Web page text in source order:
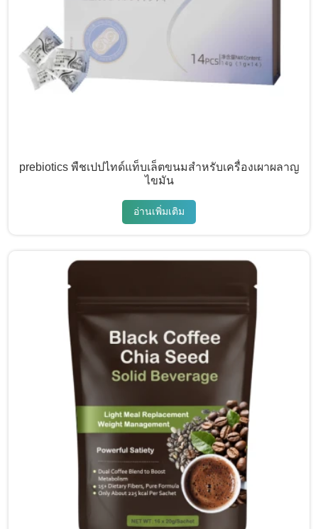
prebiotics พืชเปปไทด์แท็บเล็ตขนมสำหรับเครื่องเผาผลาญ
ไขมัน
อ่านเพิ่มเติม